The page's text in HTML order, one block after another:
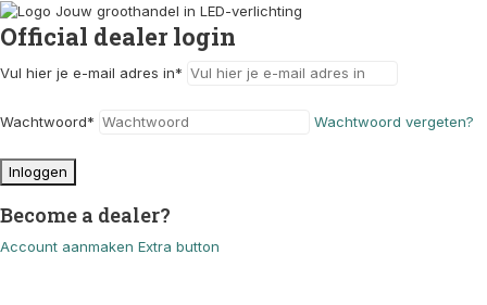
Official dealer login
Vul hier je e-mail adres in*
Wachtwoord* Wachtwoord vergeten?
Inloggen
Become a dealer?
Account aanmaken Extra button